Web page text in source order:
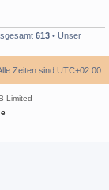
613 • Unser
Zeiten sind UTC+02:00
Limited